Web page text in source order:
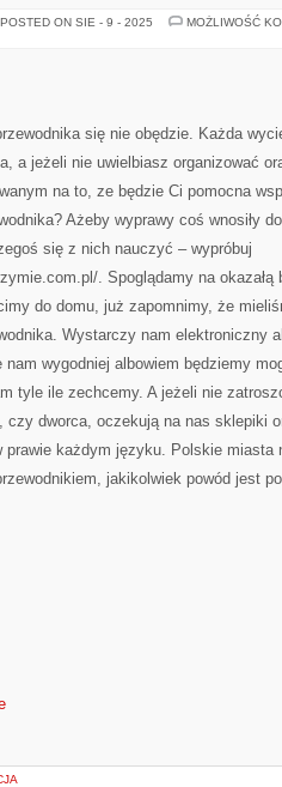
POSTED ON SIE - 9 - 2025
MOŻLIWOŚĆ
się nie obędzie. Każda
a jeżeli nie uwielbiasz organizować
na to, ze będzie Ci pomocna
Ażeby wyprawy coś wnosiły
się z nich nauczyć – wypróbuj
. Spoglądamy na
do domu, już zapomnimy, że
Wystarczy nam elektroniczny
wygodniej albowiem będziemy
tyle ile zechcemy. A jeżeli nie
czy dworca, oczekują na nas sklepiki
prawie każdym języku. Polskie miasta
jakikolwiek powód jest